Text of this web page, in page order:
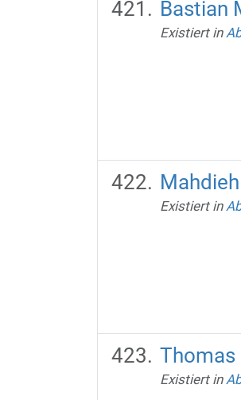
Bastian
Existiert in
Existiert in
Existiert in